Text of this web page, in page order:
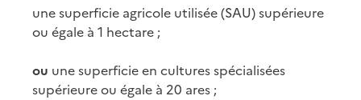
une superficie agricole utilisée (SAU) supérieure
ou égale à 1 hectare ;
ou une superficie en cultures spécialisées
supérieure ou égale à 20 ares ;